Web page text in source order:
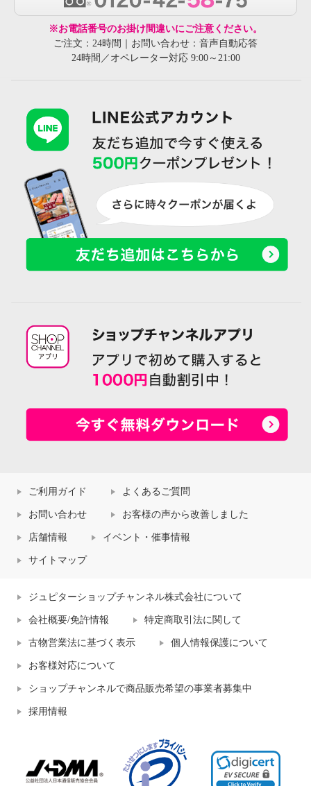
※お電話番号のお掛け間違いにご注意ください。
ご注文：24時間｜お問い合わせ：音声自動応答
24時間／オペレーター対応 9:00～21:00
ご利用ガイド よくあるご質問
お問い合わせ お客様の声から改善しました
店舗情報 イベント・催事情報
サイトマップ
ジュピターショップチャンネル株式会社について
会社概要/免許情報 特定商取引法に関して
古物営業法に基づく表示 個人情報保護について
お客様対応について
ショップチャンネルで商品販売希望の事業者募集中
採用情報